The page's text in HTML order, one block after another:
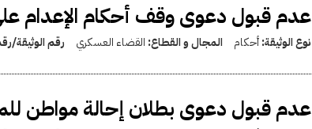
عدم قبول دعوى وقف أحكام الإعدام
نوع الوثيقة:أحكام المجال و القطاع: القضاء العسكري رقم الوثيقة/
عدم قبول دعوى بطلان إحالة مواطن